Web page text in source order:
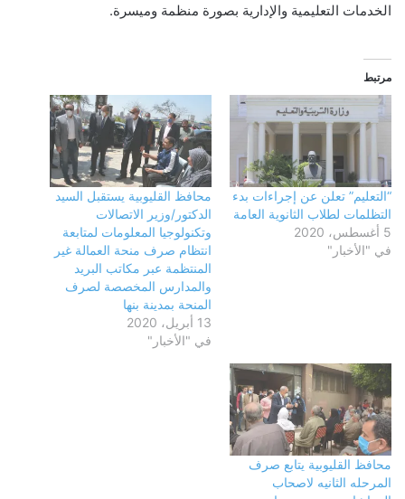
الخدمات التعليمية والإدارية بصورة منظمة وميسرة.
مرتبط
“التعليم” تعلن عن إجراءات بدء
التظلمات لطلاب الثانوية العامة
5 أغسطس، 2020
في "الأخبار"
محافظ القليوبية يستقبل السيد
الدكتور/وزير الاتصالات
وتكنولوجيا المعلومات لمتابعة
انتظام صرف منحة العمالة غير
المنتظمة عبر مكاتب البريد
والمدارس المخصصة لصرف
المنحة بمدينة بنها
13 أبريل، 2020
في "الأخبار"
محافظ القليوبية يتابع صرف
المرحله الثانيه لاصحاب